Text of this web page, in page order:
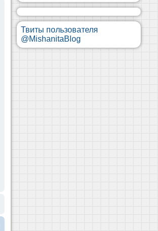
Твиты пользователя
@MishanitaBlog